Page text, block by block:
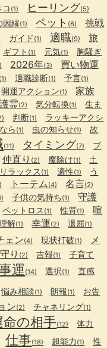
コ (1) ヒーリング(5)
因縁(1) ペット (6) 挑戦
ガイド (1) 適職(9)
旅
ギフト (1) 元気(1) 胸騒ぎ
2026年(3) 買い物運
(1) 適職診断(1) 予言(1)
開運アクション(1) 家族
霊(2) 気分転換(1)
生ま
判断(1)
ラッキーアクシ
ら (1) 虫の知らせ(1)
故
(11) タイミング(7)
ブ
仲直り (2) 魔除け(1)
土
リラックス (1) 適性(1)
う
トーテム (4) 名言(2)
子供の気持ち(1)
守護
ペットロス (1) 性質(1)
喧
解(1) 幸運(2) 退屈(1)
ェン(4) 現状打破(1)
メ
り (2) 吉報(1) 子育て
運 (14) 選択(1) 直感
悩み相談(1) 朗報(1)
お告
ン(2) チャネリング(1)
命の相手(12) 体力
仕事(18) 超能力 (1)
性